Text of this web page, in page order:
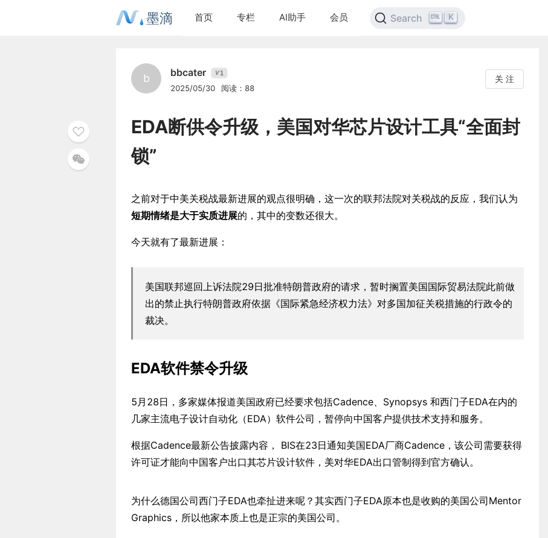
墨滴 首页 专栏 AI助手 会员 Search K
b bbcater V1
2025/05/30 阅读：88
关 注
EDA断供令升级，美国对华芯片设计工具“全面封
锁”
之前对于中美关税战最新进展的观点很明确，这一次的联邦法院对关税战的反应，我们认为
短期情绪是大于实质进展的，其中的变数还很大。
今天就有了最新进展：
美国联邦巡回上诉法院29日批准特朗普政府的请求，暂时搁置美国国际贸易法院此前做
出的禁止执行特朗普政府依据《国际紧急经济权力法》对多国加征关税措施的行政令的
裁决。
EDA软件禁令升级
5月28日，多家媒体报道美国政府已经要求包括Cadence、Synopsys 和西门子EDA在内的
几家主流电子设计自动化（EDA）软件公司，暂停向中国客户提供技术支持和服务。
根据Cadence最新公告披露内容， BIS在23日通知美国EDA厂商Cadence，该公司需要获得
许可证才能向中国客户出口其芯片设计软件，美对华EDA出口管制得到官方确认。
为什么德国公司西门子EDA也牵扯进来呢？其实西门子EDA原本也是收购的美国公司Mentor
Graphics，所以他家本质上也是正宗的美国公司。